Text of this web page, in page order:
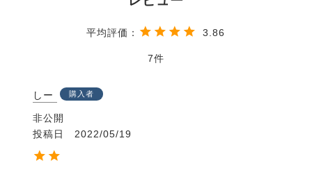
3.86
7
しー 購入者
非公開
投稿日
2022/05/19